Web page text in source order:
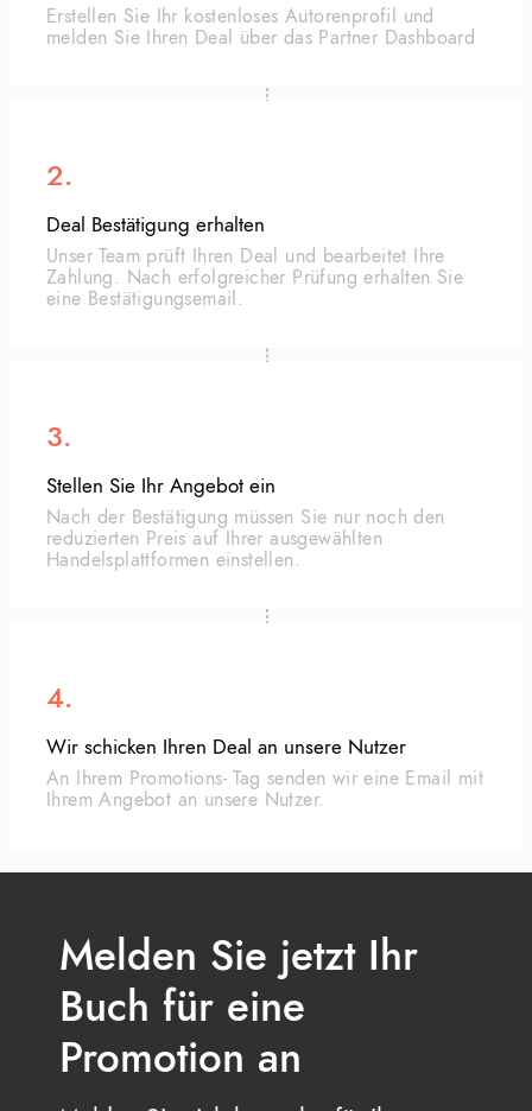
Erstellen Sie Ihr kostenloses Autorenprofil und
melden Sie Ihren Deal über das Partner Dashboard
2.
Deal Bestätigung erhalten
Unser Team prüft Ihren Deal und bearbeitet Ihre
Zahlung. Nach erfolgreicher Prüfung erhalten Sie
eine Bestätigungsemail.
3.
Stellen Sie Ihr Angebot ein
Nach der Bestätigung müssen Sie nur noch den
reduzierten Preis auf Ihrer ausgewählten
Handelsplattformen einstellen.
4.
Wir schicken Ihren Deal an unsere Nutzer
An Ihrem Promotions- Tag senden wir eine Email mit
Ihrem Angebot an unsere Nutzer.
Melden Sie jetzt Ihr
Buch für eine
Promotion an